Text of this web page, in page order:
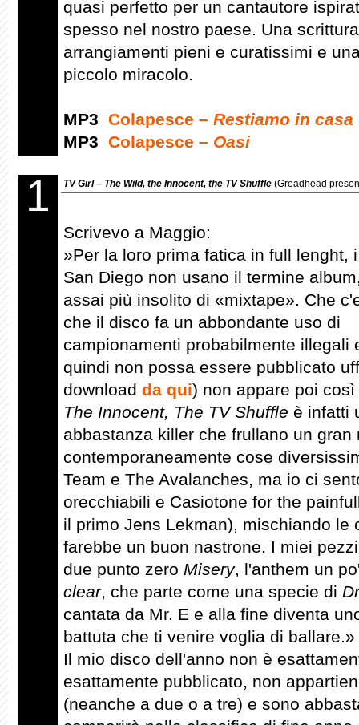
quasi perfetto per un cantautore
spesso nel nostro paese. Una
arrangiamenti pieni e curatissimi e
piccolo miracolo.
MP3 Colapesce – Restiamo in casa
MP3 Colapesce – Oasi
1 TV Girl – The Wild, the Innocent, the TV Shuffle (Greadhead
Scrivevo a Maggio:
»Per la loro prima fatica in full lenght,
San Diego non usano il termine
assai più insolito di «mixtape». Che
che il disco fa un abbondante uso di
campionamenti probabilmente illegali
quindi non possa essere pubblicato
download da qui) non appare poi
The Innocent, The TV Shuffle è infatti
abbastanza killer che frullano un
contemporaneamente cose
Team e The Avalanches, ma io ci
orecchiabili e Casiotone for the
il primo Jens Lekman), mischiando le
farebbe un buon nastrone. I miei
due punto zero Misery, l'anthem un
clear, che parte come una specie di
cantata da Mr. E e alla fine diventa
battuta che ti venire voglia di ballare.»
Il mio disco dell'anno non è
esattamente pubblicato, non
(neanche a due o a tre) e sono